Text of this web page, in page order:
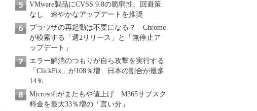
VMware製品にCVSS 9.8の脆弱性、回避策
なし 速やかなアップデートを推奨
ブラウザの再起動は不要になる？ Chrome
が模索する「週2リリース」と「無停止ア
ップデート」
エラー解消のつもりが自ら攻撃を実行する
「ClickFix」が108％増 日本の割合が最多
14％
Microsoftがまたもや値上げ M365サブスク
料金を最大33％増の「言い分」